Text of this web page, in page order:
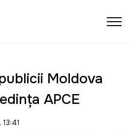
Moldova
APCE